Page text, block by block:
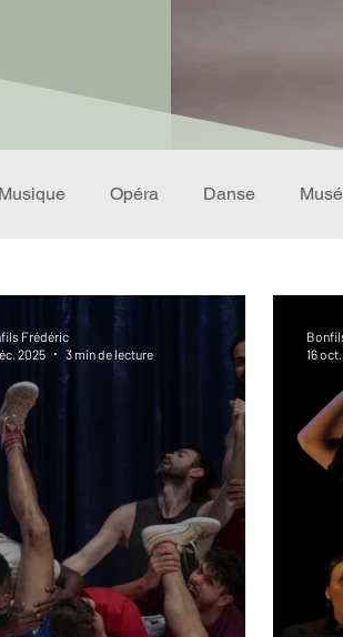
Musique Opéra Danse
Instructif
Cirque
Hommage
Frédéric
2025
3 min de lecture
16